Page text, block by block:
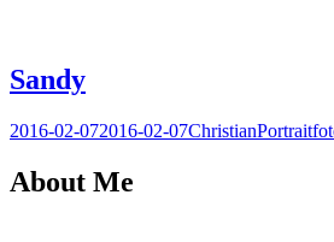
Sandy
Posted
2016-02-072016-02-07Author
ChristianPosted
About Me